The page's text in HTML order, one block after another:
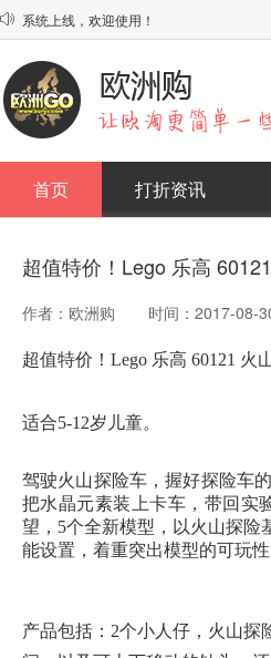
 系统上线，欢迎使用！
代下单平台发布了！
首页 打折资讯
超值特价！Lego 乐高
作者：欧洲购 时间：2017-08-
超值特价！Lego 乐高 60121 火
适合5-12岁儿童。
驾驶火山探险车，握好探险车
把水晶元素装上卡车，带回实
望，5个全新模型，以火山探险
能设置，着重突出模型的可玩
产品包括：2个小人仔，火山